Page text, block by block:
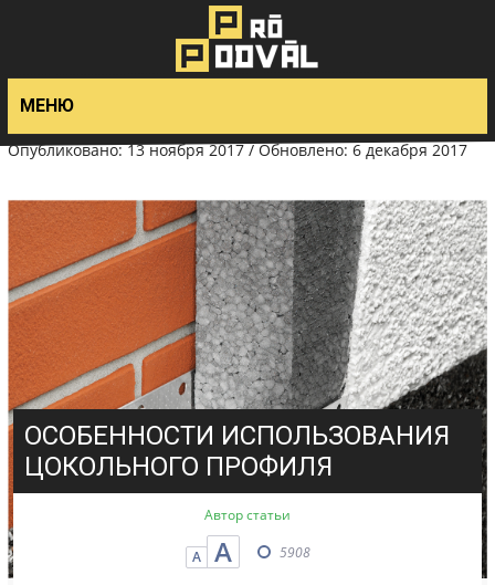
МЕНЮ
Опубликовано: 13 ноября 2017 / Обновлено: 6 декабря 2017
ОСОБЕННОСТИ ИСПОЛЬЗОВАНИЯ
ЦОКОЛЬНОГО ПРОФИЛЯ
Автор статьи
А А 5908